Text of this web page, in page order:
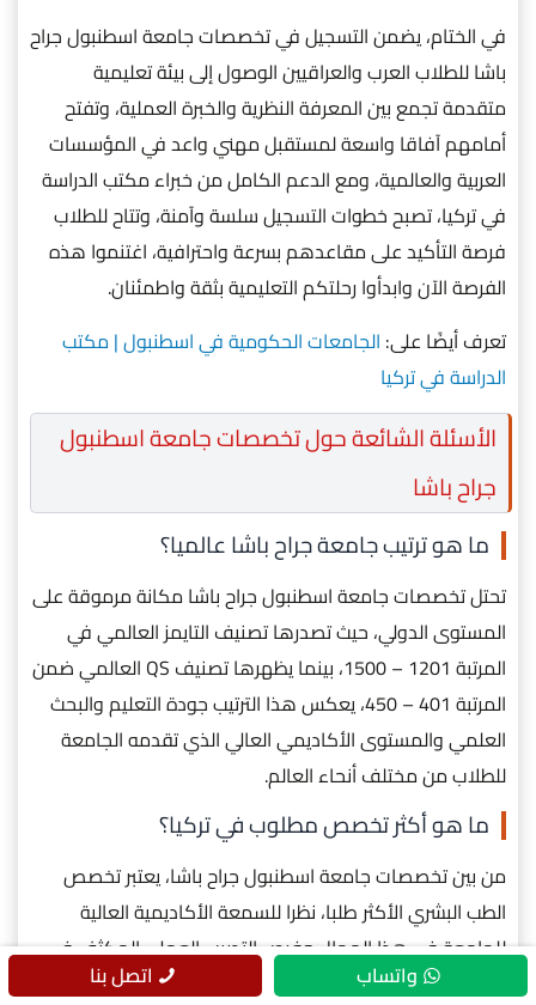
في الختام، يضمن التسجيل في تخصصات جامعة اسطنبول جراح
باشا للطلاب العرب والعراقيين الوصول إلى بيئة تعليمية
متقدمة تجمع بين المعرفة النظرية والخبرة العملية، وتفتح
أمامهم آفاقا واسعة لمستقبل مهني واعد في المؤسسات
العربية والعالمية، ومع الدعم الكامل من خبراء مكتب الدراسة
في تركيا، تصبح خطوات التسجيل سلسة وآمنة، وتتاح للطلاب
فرصة التأكيد على مقاعدهم بسرعة واحترافية، اغتنموا هذه
الفرصة الآن وابدأوا رحلتكم التعليمية بثقة واطمئنان.
تعرف أيضًا على: الجامعات الحكومية في اسطنبول | مكتب
الدراسة في تركيا
الأسئلة الشائعة حول تخصصات جامعة اسطنبول
جراح باشا
ما هو ترتيب جامعة جراح باشا عالميا؟
تحتل تخصصات جامعة اسطنبول جراح باشا مكانة مرموقة على
المستوى الدولي، حيث تصدرها تصنيف التايمز العالمي في
المرتبة 1201 – 1500، بينما يظهرها تصنيف QS العالمي ضمن
المرتبة 401 – 450، يعكس هذا الترتيب جودة التعليم والبحث
العلمي والمستوى الأكاديمي العالي الذي تقدمه الجامعة
للطلاب من مختلف أنحاء العالم.
ما هو أكثر تخصص مطلوب في تركيا؟
من بين تخصصات جامعة اسطنبول جراح باشا، يعتبر تخصص
الطب البشري الأكثر طلبا، نظرا للسمعة الأكاديمية العالية
للجامعة في هذا المجال وفرص التدريب العملي المكثف في
مستشفياتها التعليمية.
واتساب اتصل بنا